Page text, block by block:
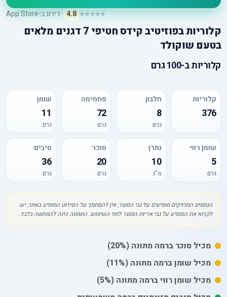
⭐⭐⭐⭐⭐
4.8 · דירוג ב-App Store
קלוריותב
פוזיטיב קידס חטיפי 7 דגנים מלאים
בטעם שוקולד
קלוריותב-100 גרם
קלוריות
376
חלבון
8
גרם
פחמימה
72
גרם
שומן
11
גרם
שומן רווי
5
גרם
נתרן
10
מ"ג
סוכר
20
גרם
סיבים
36
גרם
הנתונים המדויקים מופיעים על גבי המוצר, אין להסתמך על הפירוט המופיע באתר, יש
לקרוא את המופיע על גבי אריזת המוצר לפני השימוש. התמונה הינה להמחשה בלבד.
מכיל סוכר ברמה מתונה (20%)
מכיל שומןברמה מתונה (11%)
מכיל שומן רוויברמה מתונה (5%)